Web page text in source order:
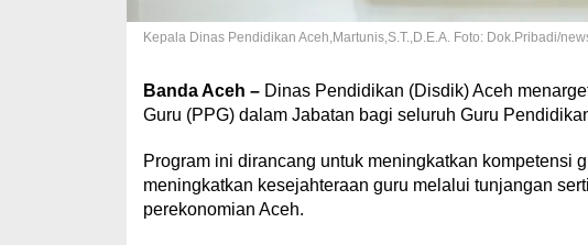
Kepala Dinas Pendidikan Aceh,Martunis,S.T.,D.E.A. Foto: Dok.Pribadi/
Banda Aceh –Dinas Pendidikan (Disdik) Aceh
Guru (PPG) dalam Jabatan bagi seluruh Guru
Program ini dirancang untuk meningkatkan kompetensi
meningkatkan kesejahteraan guru melalui tunjangan
perekonomian Aceh.